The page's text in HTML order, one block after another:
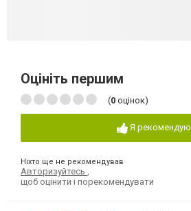
Оцініть першим
(0 оцінок)
Я рекомендую
Ніхто ще не рекомендував
Авторизуйтесь
щоб оцінити і порекомендувати